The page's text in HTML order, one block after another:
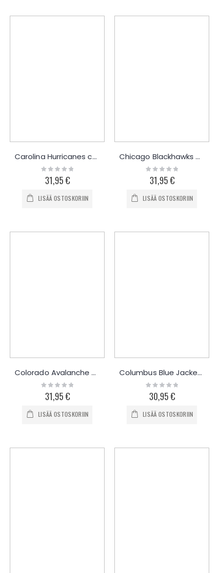
Carolina Hurricanes collegepaita
Rating:
0%
31,95 €
LISÄÄ OSTOSKORIIN
Chicago Blackhawks collegepaita
Rating:
0%
31,95 €
LISÄÄ OSTOSKORIIN
Colorado Avalanche collegepaita
Rating:
0%
31,95 €
LISÄÄ OSTOSKORIIN
Columbus Blue Jackets collegepaita
Rating:
0%
30,95 €
LISÄÄ OSTOSKORIIN